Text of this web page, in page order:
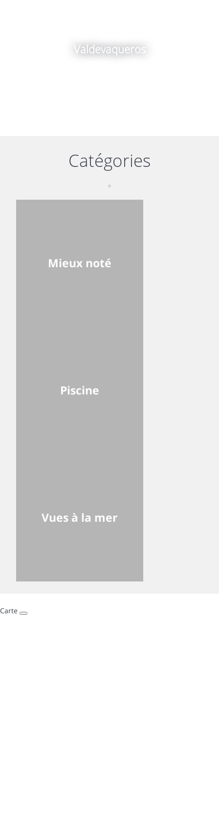
Valdevaqueros
Catégories
Mieux noté
Piscine
Vues à la mer
Carte